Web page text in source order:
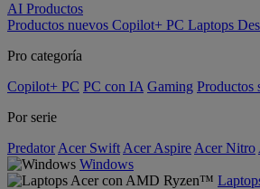
AI Productos
Productos nuevos Copilot+ PC Laptops
Pro categoría
Copilot+ PC PC con IA Gaming Productos
Por serie
Predator Acer Swift Acer Aspire Acer Nitro
Windows